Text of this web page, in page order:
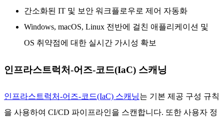
간소화된 IT 및 보안 워크플로우로 제어 자동화
Windows, macOS, Linux 전반에 걸친 애플리케이션 및
OS 취약점에 대한 실시간 가시성 확보
인프라스트럭처-어즈-코드(IaC) 스캐닝
인프라스트럭처-어즈-코드(IaC) 스캐닝는 기본 제공 구성 규칙
을 사용하여 CI/CD 파이프라인을 스캔합니다. 또한 사용자 정